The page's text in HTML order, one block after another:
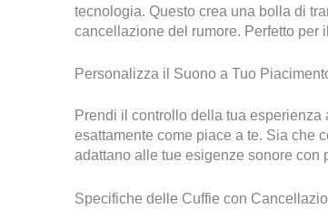
tecnologia. Questo crea una bolla di
cancellazione del rumore. Perfetto per
Personalizza il Suono a Tuo
Prendi il controllo della tua
esattamente come piace a te. Sia che
adattano alle tue esigenze sonore con
Specifiche delle Cuffie con